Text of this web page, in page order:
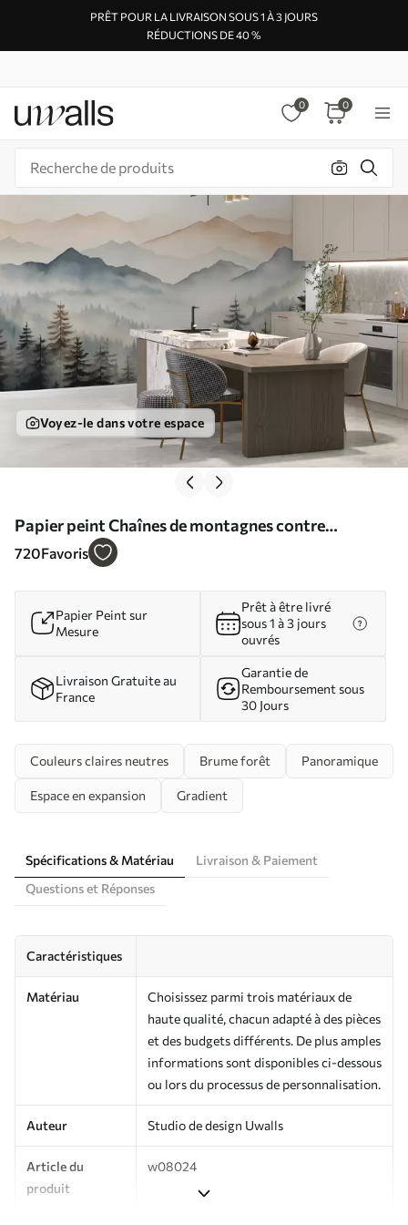
PRÊT POUR LA LIVRAISON SOUS 1 À 3 JOURS
RÉDUCTIONS DE 40 %
0 0
Voyez-le dans votre espace
Papier peint Chaînes de montagnes contre
l'aquarelle de la forêt N° w08024
720Favoris
Papier Peint sur
Mesure
Prêt à être livré
sous 1 à 3 jours
ouvrés
Livraison Gratuite au
France
Garantie de
Remboursement sous
30 Jours
Couleurs claires neutres Brume forêt Panoramique
Espace en expansion Gradient
Spécifications & Matériau
Livraison & Paiement
Questions et Réponses
Caractéristiques
Matériau
Choisissez parmi trois matériaux de
haute qualité, chacun adapté à des pièces
et des budgets différents. De plus amples
informations sont disponibles ci-dessous
ou lors du processus de personnalisation.
Auteur Studio de design Uwalls
Article du
produit
w08024